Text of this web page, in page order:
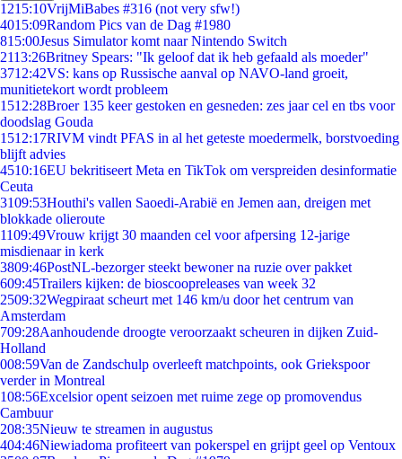
1215:10VrijMiBabes #316 (not very sfw!)
4015:09Random Pics van de Dag #1980
815:00Jesus Simulator komt naar Nintendo Switch
2113:26Britney Spears: "Ik geloof dat ik heb gefaald als moeder"
3712:42VS: kans op Russische aanval op NAVO-land groeit,
munitietekort wordt probleem
1512:28Broer 135 keer gestoken en gesneden: zes jaar cel en tbs voor
doodslag Gouda
1512:17RIVM vindt PFAS in al het geteste moedermelk, borstvoeding
blijft advies
4510:16EU bekritiseert Meta en TikTok om verspreiden desinformatie
Ceuta
3109:53Houthi's vallen Saoedi-Arabië en Jemen aan, dreigen met
blokkade olieroute
1109:49Vrouw krijgt 30 maanden cel voor afpersing 12-jarige
misdienaar in kerk
3809:46PostNL-bezorger steekt bewoner na ruzie over pakket
609:45Trailers kijken: de bioscoopreleases van week 32
2509:32Wegpiraat scheurt met 146 km/u door het centrum van
Amsterdam
709:28Aanhoudende droogte veroorzaakt scheuren in dijken Zuid-
Holland
008:59Van de Zandschulp overleeft matchpoints, ook Griekspoor
verder in Montreal
108:56Excelsior opent seizoen met ruime zege op promovendus
Cambuur
208:35Nieuw te streamen in augustus
404:46Niewiadoma profiteert van pokerspel en grijpt geel op Ventoux